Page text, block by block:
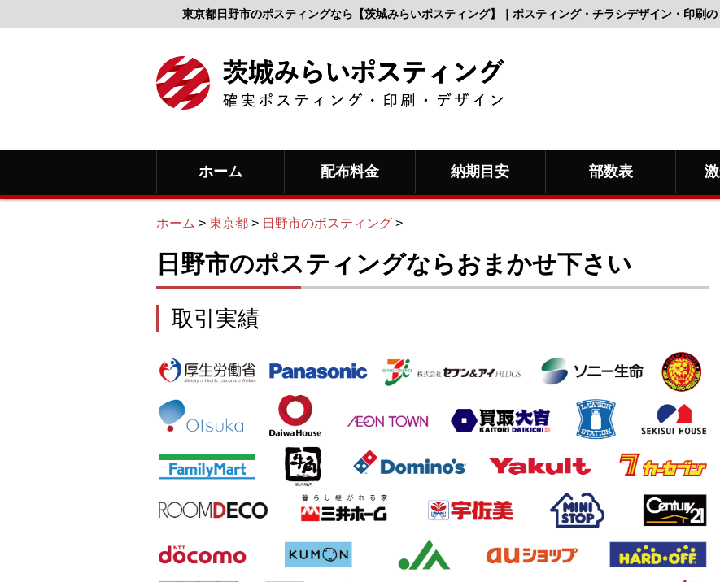
東京都日野市のポスティングなら【茨城みらいポスティング】｜ポスティング・チラシデザイン・印刷の
ホーム 配布料金 納期目安 部数表
ホーム > 東京都 > 日野市のポスティング >
日野市のポスティングならおまかせ下さい
取引実績